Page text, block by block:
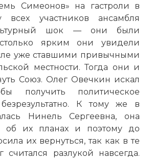
Симеонов» на гастроли в
участников ансамбля
шок — они были
ярким они увидели
уже ставшими привычными
местности. Тогда они и
Союз. Олег Овечкин искал
получить политическое
К тому же в
Нинель Сергеевна, она
об их планах и поэтому до
их вернуться, так как в те
считался разлукой навсегда.